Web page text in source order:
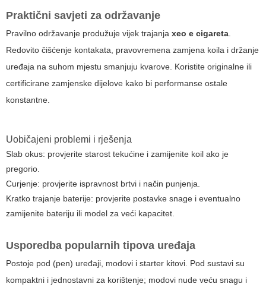
Praktični savjeti za održavanje
Pravilno održavanje produžuje vijek trajanja xeo e cigareta
Redovito čišćenje kontakata, pravovremena zamjena koila i držanje
uređaja na suhom mjestu smanjuju kvarove. Koristite originalne ili
certificirane zamjenske dijelove kako bi performanse ostale
konstantne.
Uobičajeni problemi i rješenja
Slab okus: provjerite starost tekućine i zamijenite koil ako je
pregorio.
Curjenje: provjerite ispravnost brtvi i način punjenja.
Kratko trajanje baterije: provjerite postavke snage i eventualno
zamijenite bateriju ili model za veći kapacitet.
Usporedba popularnih tipova uređaja
Postoje pod (pen) uređaji, modovi i starter kitovi. Pod sustavi su
kompaktni i jednostavni za korištenje; modovi nude veću snagu i